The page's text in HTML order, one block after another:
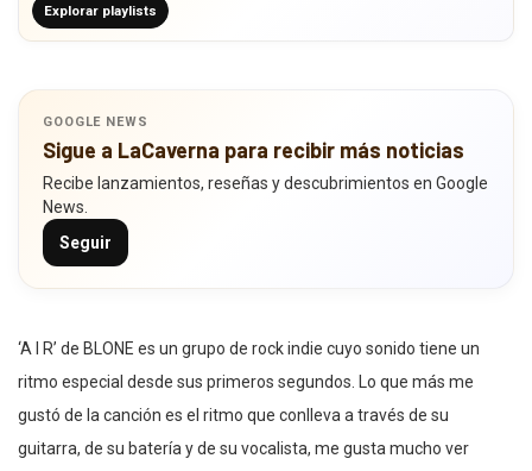
Explorar playlists
GOOGLE NEWS
Sigue a LaCaverna para recibir más noticias
Recibe lanzamientos, reseñas y descubrimientos en Google
News.
Seguir
‘A I R’ de BLONE es un grupo de rock indie cuyo sonido tiene un
ritmo especial desde sus primeros segundos. Lo que más me
gustó de la canción es el ritmo que conlleva a través de su
guitarra, de su batería y de su vocalista, me gusta mucho ver